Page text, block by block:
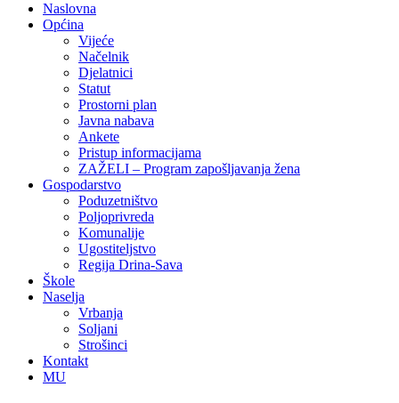
Naslovna
Općina
Vijeće
Načelnik
Djelatnici
Statut
Prostorni plan
Javna nabava
Ankete
Pristup informacijama
ZAŽELI – Program zapošljavanja žena
Gospodarstvo
Poduzetništvo
Poljoprivreda
Komunalije
Ugostiteljstvo
Regija Drina-Sava
Škole
Naselja
Vrbanja
Soljani
Strošinci
Kontakt
MU